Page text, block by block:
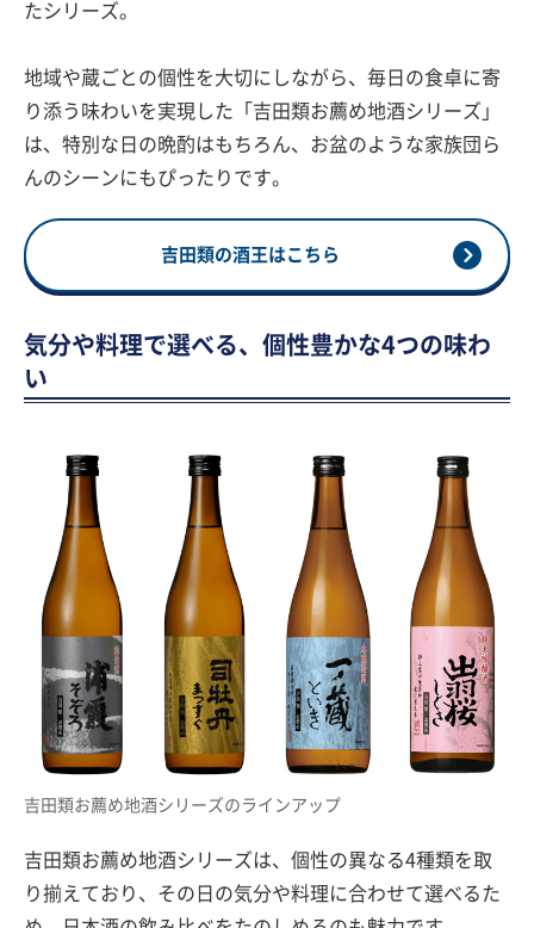
たシリーズ。
地域や蔵ごとの個性を大切にしながら、毎日の食卓に寄
り添う味わいを実現した「吉田類お薦め地酒シリーズ」
は、特別な日の晩酌はもちろん、お盆のような家族団ら
んのシーンにもぴったりです。
吉田類の酒王はこちら
気分や料理で選べる、個性豊かな4つの味わ
い
吉田類お薦め地酒シリーズのラインアップ
吉田類お薦め地酒シリーズは、個性の異なる4種類を取
り揃えており、その日の気分や料理に合わせて選べるた